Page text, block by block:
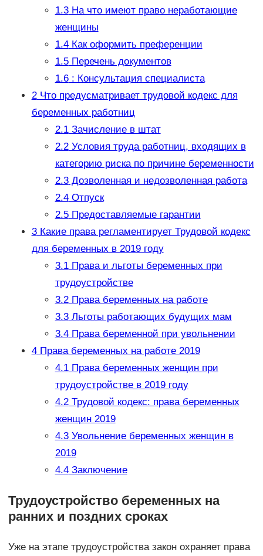
1.3На что имеют право неработающие
женщины
1.4Как оформить преференции
1.5Перечень документов
1.6: Консультация специалиста
2Что предусматривает трудовой кодекс для
беременных работниц
2.1Зачисление в штат
2.2Условия труда работниц, входящих в
категорию риска по причине беременности
2.3Дозволенная и недозволенная работа
2.4Отпуск
2.5Предоставляемые гарантии
3Какие права регламентирует Трудовой кодекс
для беременных в 2019 году
3.1Права и льготы беременных при
трудоустройстве
3.2Права беременных на работе
3.3Льготы работающих будущих мам
3.4Права беременной при увольнении
4Права беременных на работе 2019
4.1Права беременных женщин при
трудоустройстве в 2019 году
4.2Трудовой кодекс: права беременных
женщин 2019
4.3Увольнение беременных женщин в
2019
4.4Заключение
Трудоустройство беременных на
ранних и поздних сроках
Уже на этапе трудоустройства закон охраняет права